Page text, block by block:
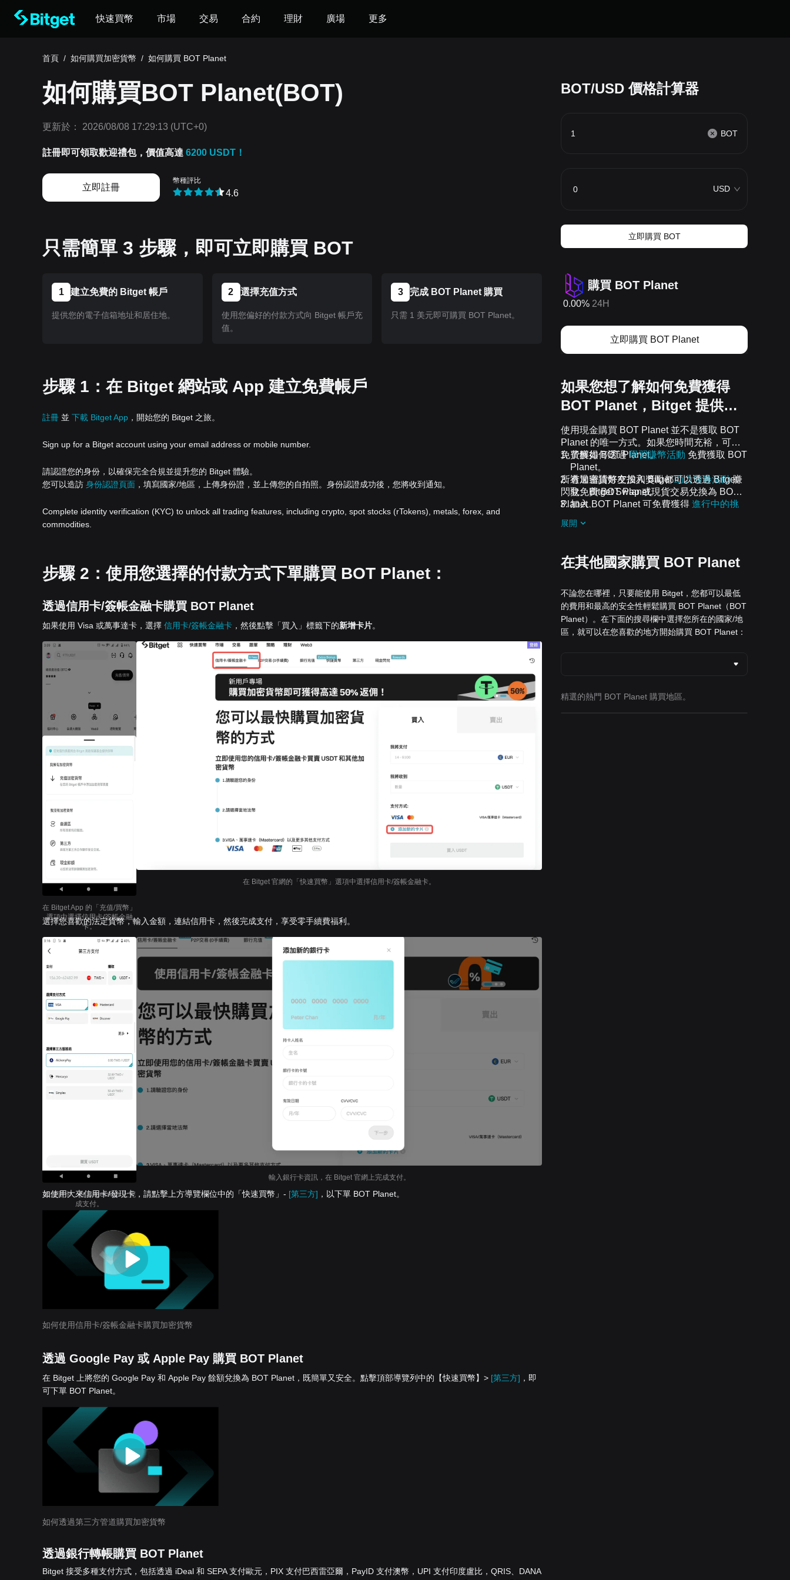
快速買幣 市場 交易 合約 理財 廣場 更多
首頁 / 如何購買加密貨幣 / 如何購買 BOT Planet
如何購買BOT Planet(BOT)
更新於： 2026/08/08 17:29:13 (UTC+0)
註冊即可領取歡迎禮包，價值高達 6200 USDT！
立即註冊
幣種評比
4.6
只需簡單 3 步驟，即可立即購買 BOT
1 建立免費的 Bitget 帳戶
提供您的電子信箱地址和居住地。
2 選擇充值方式
使用您偏好的付款方式向 Bitget 帳戶充
值。
3 完成 BOT Planet 購買
只需 1 美元即可購買 BOT Planet。
步驟 1：在 Bitget 網站或 App 建立免費帳戶
註冊 並 下載 Bitget App ，開始您的 Bitget 之旅。
Sign up for a Bitget account using your email address or mobile number.
請認證您的身份，以確保完全合規並提升您的 Bitget 體驗。
您可以造訪 身份認證頁面 ，填寫國家/地區，上傳身份證，並上傳您的自拍照。身份認證成功後，您將收到通知。
Complete identity verification (KYC) to unlock all trading features, including crypto, spot stocks (rTokens), metals, forex, and
commodities.
步驟 2：使用您選擇的付款方式下單購買 BOT Planet：
透過信用卡/簽帳金融卡購買 BOT Planet
如果使用 Visa 或萬事達卡，選擇 信用卡/簽帳金融卡 ，然後點擊「買入」標籤下的新增卡片。
在 Bitget App 的「充值/買幣」
選項中選擇信用卡/簽帳金融
卡。
在 Bitget 官網的「快速買幣」選項中選擇信用卡/簽帳金融卡。
選擇您喜歡的法定貨幣，輸入金額，連結信用卡，然後完成支付，享受零手續費福利。
添加新卡，在 Bitget App 上完
成支付。
輸入銀行卡資訊，在 Bitget 官網上完成支付。
如使用大來信用卡/發現卡，請點擊上方導覽欄位中的「快速買幣」- [第三方] ，以下單 BOT Planet。
如何使用信用卡/簽帳金融卡購買加密貨幣
透過 Google Pay 或 Apple Pay 購買 BOT Planet
在 Bitget 上將您的 Google Pay 和 Apple Pay 餘額兌換為 BOT Planet，既簡單又安全。點擊頂部導覽列中的【快速買幣】> [第三方] ，即
可下單 BOT Planet。
如何透過第三方管道購買加密貨幣
透過銀行轉帳購買 BOT Planet
Bitget 接受多種支付方式，包括透過 iDeal 和 SEPA 支付歐元，PIX 支付巴西雷亞爾，PayID 支付澳幣，UPI 支付印度盧比，QRIS、DANA
BOT/USD 價格計算器
BOT
USD
立即購買 BOT
購買 BOT Planet
0.00% 24H
立即購買 BOT Planet
如果您想了解如何免費獲得
BOT Planet，Bitget 提供…
使用現金購買 BOT Planet 並不是獲取 BOT
Planet 的唯一方式。如果您時間充裕，可以
免費獲得 BOT Planet。
了解如何透過學習賺幣活動 免費獲取 BOT
Planet。
透過邀請好友加入 Bitget助力領券活動賺
取免費 BOT Planet。
加入 BOT Planet 可免費獲得 進行中的挑
所有加密貨幣空投和獎勵都可以透過 Bitget
閃兌、Bitget Swap 或現貨交易兌換為 BOT
Planet。
展開
在其他國家購買 BOT Planet
不論您在哪裡，只要能使用 Bitget，您都可以最低
的費用和最高的安全性輕鬆購買 BOT Planet（BOT
Planet）。在下面的搜尋欄中選擇您所在的國家/地
區，就可以在您喜歡的地方開始購買 BOT Planet：
精選的熱門 BOT Planet 購買地區。